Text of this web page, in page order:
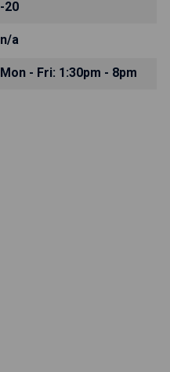
-20
n/a
Mon - Fri: 1:30pm - 8pm